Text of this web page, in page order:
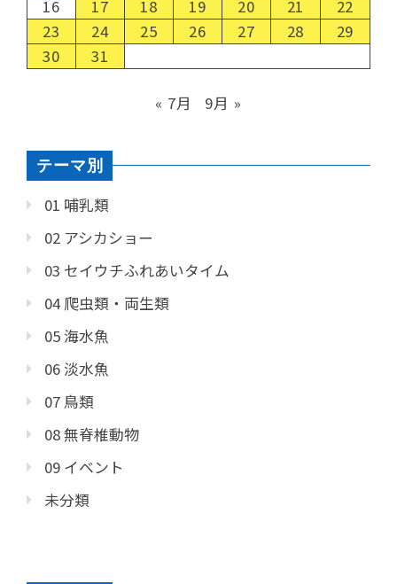
16
17 18 19 20 21
22
23
24 25 26 27 28
29
30
31
« 7月 9月 »
テーマ別
01 哺乳類
02 アシカショー
03 セイウチふれあいタイム
04 爬虫類・両生類
05 海水魚
06 淡水魚
07 鳥類
08 無脊椎動物
09 イベント
未分類